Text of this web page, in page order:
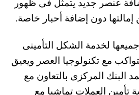
عنصر جديد يتمثل فى ظهور
إمالتها دون إضافة أحبار خاصة.
لخدمة الشكل التأمينى
مع تكنولوجيا العصر ويعيق
البنك المركزى بالتعاون مع
تأمين العملات تماشيا مع